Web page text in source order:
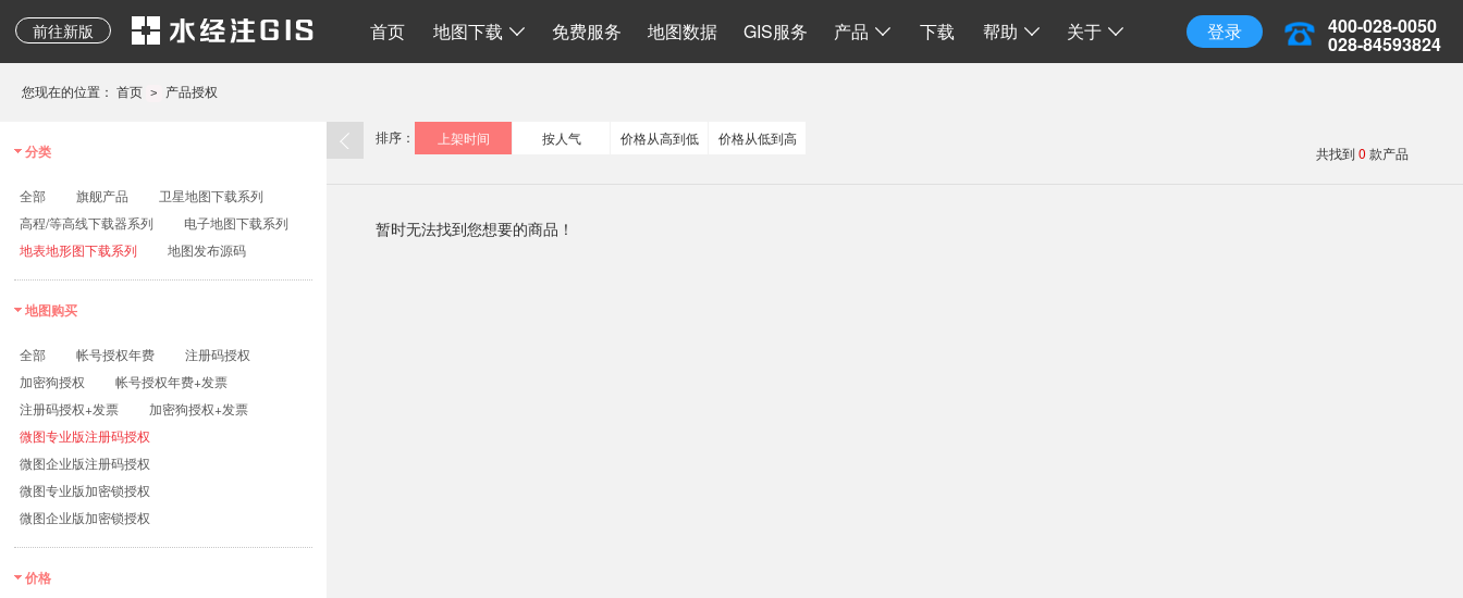
前往新版 登录 400-028-0050
028-84593824
首页 地图下载 免费服务 地图数据 GIS服务 产品 下载 帮助 关于
地质图、专题图等其它
专业地图
地图下载
水经微图CAD 三维地球
离线地图 二维系统 三维离线地球
水经注二维API 离线 API 源码 开源 API 调用
您现在的位置： 首页 > 产品授权
分类
全部 旗舰产品
卫星地图下载系列
高程/等高线下载器系列
电子地图下载系列
地表地形图下载系列
地图发布源码
地图购买
全部 帐号授权年费
注册码授权
加密狗授权
帐号授权年费+发票
注册码授权+发票
加密狗授权+发票
微图专业版注册码授权
微图企业版注册码授权
微图专业版加密锁授权
微图企业版加密锁授权
价格
排序： 上架时间 按人气 价格从高到低
价格从低到高
共找到 0 款产品
暂时无法找到您想要的商品！